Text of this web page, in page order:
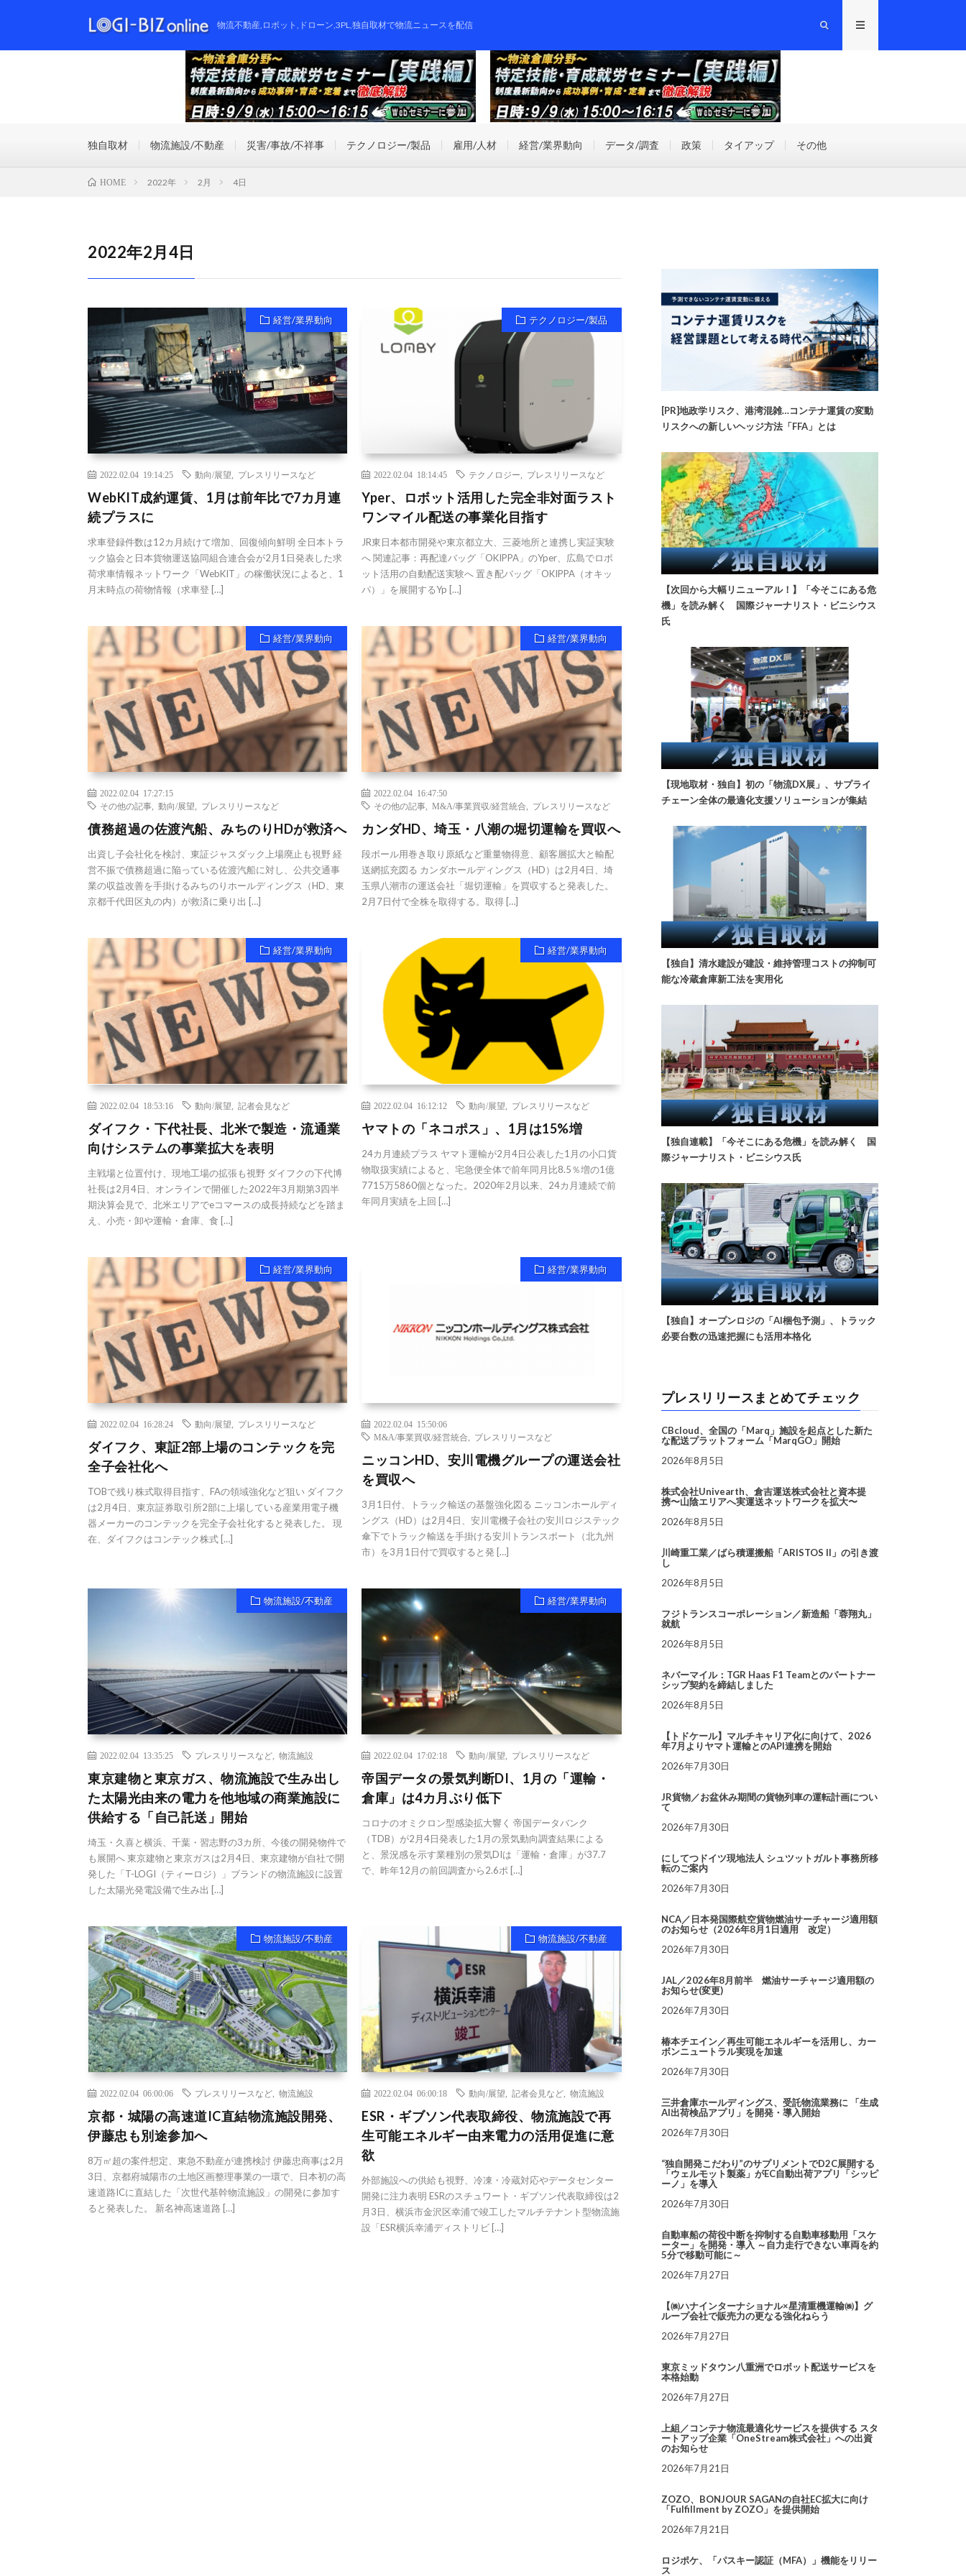
物流不動産,ロボット,ドローン,3PL,独自取材で物流ニュースを配信
独自取材 物流施設/不動産 災害/事故/不祥事 テクノロジー/製品 雇用/人材 経営/業界動向 データ/調査 政策 タイアップ その他
HOME 2022年 2月 4日
2022年2月4日
経営/業界動向
2022.02.04 19:14:25 動向/展望 プレスリリースなど
WebKIT成約運賃、1月は前年比で7カ月連
続プラスに
求車登録件数は12カ月続けて増加、回復傾向鮮明 全日本トラ
ック協会と日本貨物運送協同組合連合会が2月1日発表した求
荷求車情報ネットワーク「WebKIT」の稼働状況によると、1
月末時点の荷物情報（求車登 […]
テクノロジー/製品
2022.02.04 18:14:45 テクノロジー プレスリリースなど
Yper、ロボット活用した完全非対面ラスト
ワンマイル配送の事業化目指す
JR東日本都市開発や東京都立大、三菱地所と連携し実証実験
へ 関連記事：再配達バッグ「OKIPPA」のYper、広島でロボ
ット活用の自動配送実験へ 置き配バッグ「OKIPPA（オキッ
パ）」を展開するYp […]
経営/業界動向
2022.02.04 17:27:15
その他の記事
動向/展望 プレスリリースなど
債務超過の佐渡汽船、みちのりHDが救済へ
出資し子会社化を検討、東証ジャスダック上場廃止も視野 経
営不振で債務超過に陥っている佐渡汽船に対し、公共交通事
業の収益改善を手掛けるみちのりホールディングス（HD、東
京都千代田区丸の内）が救済に乗り出 […]
経営/業界動向
2022.02.04 16:47:50
その他の記事 ,M&A/事業買収/経営統合 プレスリリースなど
カンダHD、埼玉・八潮の堀切運輸を買収へ
段ボール用巻き取り原紙など重量物得意、顧客層拡大と輸配
送網拡充図る カンダホールディングス（HD）は2月4日、埼
玉県八潮市の運送会社「堀切運輸」を買収すると発表した。
2月7日付で全株を取得する。取得 […]
経営/業界動向
2022.02.04 18:53:16 動向/展望 記者会見など
ダイフク・下代社長、北米で製造・流通業
向けシステムの事業拡大を表明
主戦場と位置付け、現地工場の拡張も視野 ダイフクの下代博
社長は2月4日、オンラインで開催した2022年3月期第3四半
期決算会見で、北米エリアでeコマースの成長持続などを踏ま
え、小売・卸や運輸・倉庫、食 […]
経営/業界動向
2022.02.04 16:12:12 動向/展望 プレスリリースなど
ヤマトの「ネコポス」、1月は15%増
24カ月連続プラス ヤマト運輸が2月4日公表した1月の小口貨
物取扱実績によると、宅急便全体で前年同月比8.5％増の1億
7715万5860個となった。2020年2月以来、24カ月連続で前
年同月実績を上回 […]
経営/業界動向
2022.02.04 16:28:24 動向/展望 プレスリリースなど
ダイフク、東証2部上場のコンテックを完
全子会社化へ
TOBで残り株式取得目指す、FAの領域強化など狙い ダイフク
は2月4日、東京証券取引所2部に上場している産業用電子機
器メーカーのコンテックを完全子会社化すると発表した。 現
在、ダイフクはコンテック株式 […]
経営/業界動向
2022.02.04 15:50:06
M&A/事業買収/経営統合
プレスリリースなど
ニッコンHD、安川電機グループの運送会社
を買収へ
3月1日付、トラック輸送の基盤強化図る ニッコンホールディ
ングス（HD）は2月4日、安川電機子会社の安川ロジステック
傘下でトラック輸送を手掛ける安川トランスポート（北九州
市）を3月1日付で買収すると発 […]
物流施設/不動産
2022.02.04 13:35:25 プレスリリースなど 物流施設
東京建物と東京ガス、物流施設で生み出し
た太陽光由来の電力を他地域の商業施設に
供給する「自己託送」開始
埼玉・久喜と横浜、千葉・習志野の3カ所、今後の開発物件で
も展開へ 東京建物と東京ガスは2月4日、東京建物が自社で開
発した「T-LOGI（ティーロジ）」ブランドの物流施設に設置
した太陽光発電設備で生み出 […]
経営/業界動向
2022.02.04 17:02:18 動向/展望 プレスリリースなど
帝国データの景気判断DI、1月の「運輸・
倉庫」は4カ月ぶり低下
コロナのオミクロン型感染拡大響く 帝国データバンク
（TDB）が2月4日発表した1月の景気動向調査結果による
と、景況感を示す業種別の景気DIは「運輸・倉庫」が37.7
で、昨年12月の前回調査から2.6ポ […]
物流施設/不動産
2022.02.04 06:00:06 プレスリリースなど 物流施設
京都・城陽の高速道IC直結物流施設開発、
伊藤忠も別途参加へ
8万㎡超の案件想定、東急不動産が連携検討 伊藤忠商事は2月
3日、京都府城陽市の土地区画整理事業の一環で、日本初の高
速道路ICに直結した「次世代基幹物流施設」の開発に参加す
ると発表した。 新名神高速道路 […]
物流施設/不動産
2022.02.04 06:00:18 動向/展望 ,記者会見など ,物流施設
ESR・ギブソン代表取締役、物流施設で再
生可能エネルギー由来電力の活用促進に意
欲
外部施設への供給も視野、冷凍・冷蔵対応やデータセンター
開発に注力表明 ESRのスチュワート・ギブソン代表取締役は2
月3日、横浜市金沢区幸浦で竣工したマルチテナント型物流施
設「ESR横浜幸浦ディストリビ […]
[PR]地政学リスク、港湾混雑…コンテナ運賃の変動
リスクへの新しいヘッジ方法「FFA」とは
【次回から大幅リニューアル！】「今そこにある危
機」を読み解く 国際ジャーナリスト・ビニシウス
氏
【現地取材・独自】初の「物流DX展」、サプライ
チェーン全体の最適化支援ソリューションが集結
【独自】清水建設が建設・維持管理コストの抑制可
能な冷蔵倉庫新工法を実用化
【独自連載】「今そこにある危機」を読み解く 国
際ジャーナリスト・ビニシウス氏
【独自】オープンロジの「AI梱包予測」、トラック
必要台数の迅速把握にも活用本格化
プレスリリースまとめてチェック
CBcloud、全国の「Marq」施設を起点とした新た
な配送プラットフォーム「MarqGO」開始
2026年8月5日
株式会社Univearth、倉吉運送株式会社と資本提
携〜山陰エリアへ実運送ネットワークを拡大〜
2026年8月5日
川崎重工業／ばら積運搬船「ARISTOS II」の引き渡
し
2026年8月5日
フジトランスコーポレーション／新造船「蓉翔丸」
就航
2026年8月5日
ネバーマイル：TGR Haas F1 Teamとのパートナー
シップ契約を締結しました
2026年8月5日
【トドケール】マルチキャリア化に向けて、2026
年7月よりヤマト運輸とのAPI連携を開始
2026年7月30日
JR貨物／お盆休み期間の貨物列車の運転計画につい
て
2026年7月30日
にしてつドイツ現地法人 シュツットガルト事務所移
転のご案内
2026年7月30日
NCA／日本発国際航空貨物燃油サーチャージ適用額
のお知らせ（2026年8月1日適用 改定）
2026年7月30日
JAL／2026年8月前半 燃油サーチャージ適用額の
お知らせ(変更)
2026年7月30日
椿本チエイン／再生可能エネルギーを活用し、カー
ボンニュートラル実現を加速
2026年7月30日
三井倉庫ホールディングス、受託物流業務に 「生成
AI出荷検品アプリ」を開発・導入開始
2026年7月30日
“独自開発こだわり”のサプリメントでD2C展開する
「ウェルモット製薬」がEC自動出荷アプリ「シッピ
ーノ」を導入
2026年7月30日
自動車船の荷役中断を抑制する自動車移動用「スケ
ーター」を開発・導入 ～自力走行できない車両を約
5分で移動可能に～
2026年7月27日
【㈱ハナインターナショナル×星清重機運輸㈱】グ
ループ会社で販売力の更なる強化ねらう
2026年7月27日
東京ミッドタウン八重洲でロボット配送サービスを
本格始動
2026年7月27日
上組／コンテナ物流最適化サービスを提供する スタ
ートアップ企業「OneStream株式会社」への出資
のお知らせ
2026年7月21日
ZOZO、BONJOUR SAGANの自社EC拡大に向け
「Fulfillment by ZOZO」を提供開始
2026年7月21日
ロジポケ、「パスキー認証（MFA）」機能をリリー
ス